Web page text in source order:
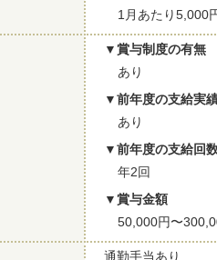
1月あたり5,000
賞与制度の有無
あり
前年度の支給実
あり
前年度の支給回
年2回
賞与金額
50,000円〜
通勤手当あり